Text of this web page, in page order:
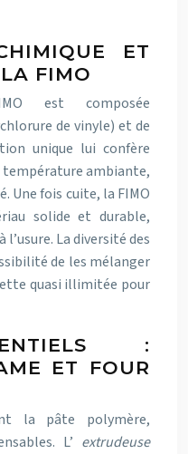
ET
FIMO
est composée
de vinyle) et de
unique lui confère
ambiante,
Une fois cuite, la FIMO
solide et durable,
l’usure. La diversité des
de les mélanger
quasi illimitée pour
:
ET FOUR
la pâte polymère,
L’ extrudeuse